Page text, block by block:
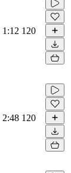
1:12 120
2:48 120